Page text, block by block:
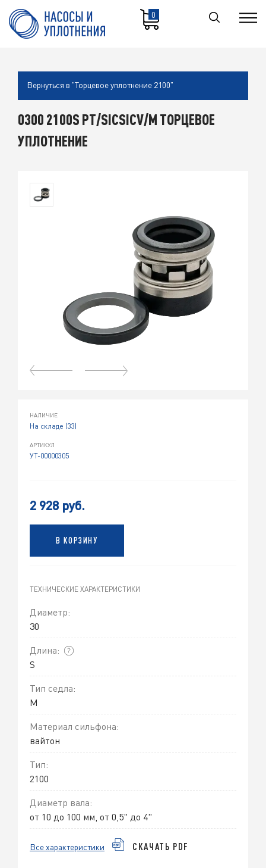
0
Вернуться в "Торцевое уплотнение 2100"
0300 2100S PT/SICSICV/M ТОРЦЕВОЕ
УПЛОТНЕНИЕ
НАЛИЧИЕ
На складе (33)
АРТИКУЛ
УТ-00000305
2 928 руб.
В КОРЗИНУ
ТЕХНИЧЕСКИЕ ХАРАКТЕРИСТИКИ
Диаметр:
30
Длина:
S
Тип седла:
M
Материал сильфона:
вайтон
Тип:
2100
Диаметр вала:
от 10 до 100 мм, от 0,5" до 4"
Все характеристики СКАЧАТЬ PDF